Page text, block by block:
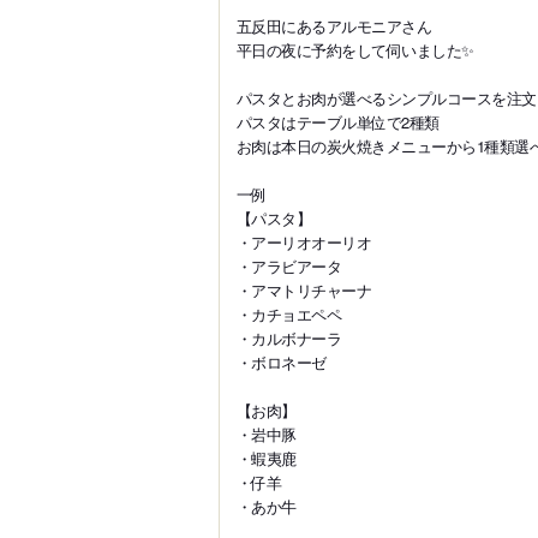
五反田にあるアルモニアさん
平日の夜に予約をして伺いました✨️
パスタとお肉が選べるシンプルコースを注文
パスタはテーブル単位で2種類
お肉は本日の炭火焼きメニューから1種類選
一例
【パスタ】
・アーリオオーリオ
・アラビアータ
・アマトリチャーナ
・カチョエペペ
・カルボナーラ
・ボロネーゼ
【お肉】
・岩中豚
・蝦夷鹿
・仔羊
・あか牛